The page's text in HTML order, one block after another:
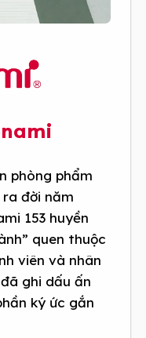
phòng phẩm
đời năm
153 huyền
quen thuộc
viên và nhân
ghi dấu ấn
ký ức gắn